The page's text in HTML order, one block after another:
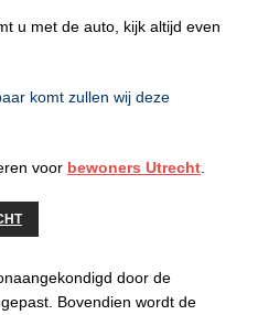
u met de auto, kijk altijd even
komt zullen wij deze
voor bewoners Utrecht
door de
Bovendien wordt de